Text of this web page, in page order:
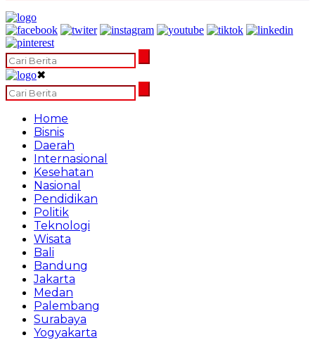
✖
Home
Bisnis
Daerah
Internasional
Kesehatan
Nasional
Pendidikan
Politik
Teknologi
Wisata
Bali
Bandung
Jakarta
Medan
Palembang
Surabaya
Yogyakarta